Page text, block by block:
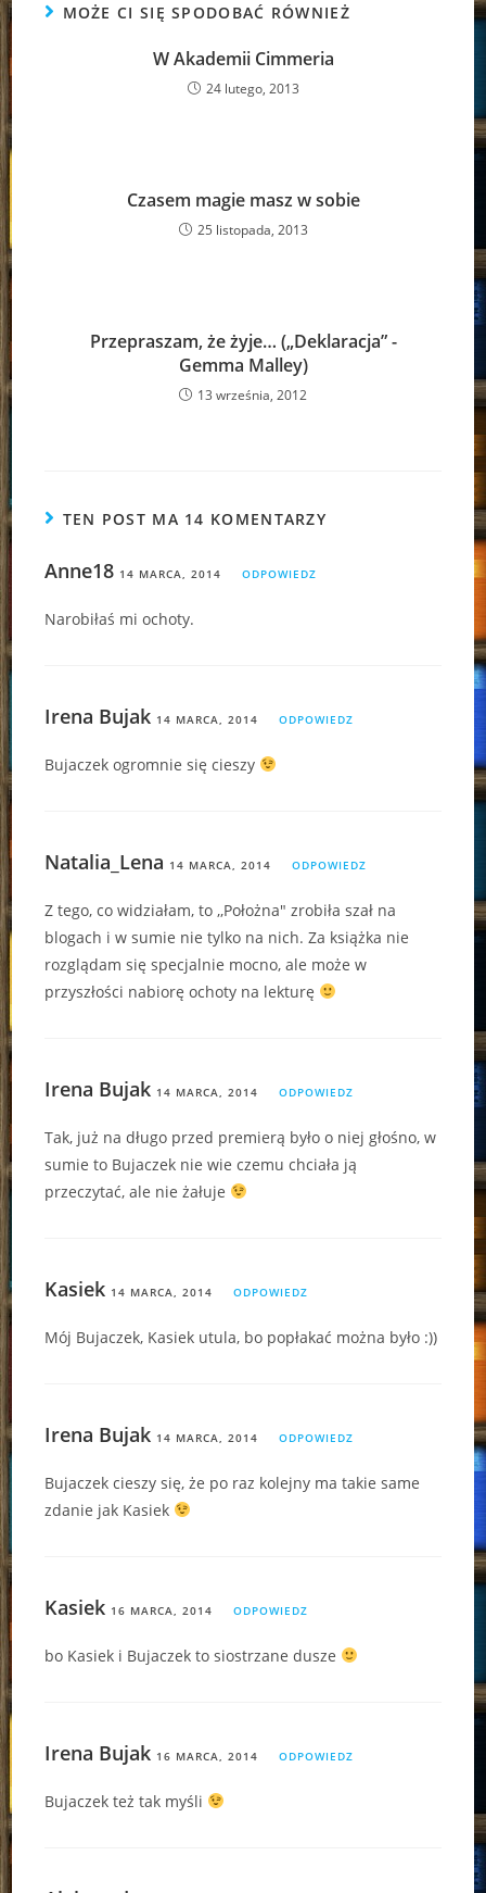
MOŻE CI SIĘ SPODOBAĆ RÓWNIEŻ
W Akademii Cimmeria
24 lutego, 2013
Czasem magie masz w sobie
25 listopada, 2013
Przepraszam, że żyje… („Deklaracja” -
Gemma Malley)
13 września, 2012
TEN POST MA 14 KOMENTARZY
Anne18 14 MARCA, 2014 ODPOWIEDZ
Narobiłaś mi ochoty.
Irena Bujak 14 MARCA, 2014 ODPOWIEDZ
Bujaczek ogromnie się cieszy
Natalia_Lena 14 MARCA, 2014 ODPOWIEDZ
Z tego, co widziałam, to ,,Położna" zrobiła szał na
blogach i w sumie nie tylko na nich. Za książka nie
rozglądam się specjalnie mocno, ale może w
przyszłości nabiorę ochoty na lekturę
Irena Bujak 14 MARCA, 2014 ODPOWIEDZ
Tak, już na długo przed premierą było o niej głośno, w
sumie to Bujaczek nie wie czemu chciała ją
przeczytać, ale nie żałuje
Kasiek 14 MARCA, 2014 ODPOWIEDZ
Mój Bujaczek, Kasiek utula, bo popłakać można było :))
Irena Bujak 14 MARCA, 2014 ODPOWIEDZ
Bujaczek cieszy się, że po raz kolejny ma takie same
zdanie jak Kasiek
Kasiek 16 MARCA, 2014 ODPOWIEDZ
bo Kasiek i Bujaczek to siostrzane dusze
Irena Bujak 16 MARCA, 2014 ODPOWIEDZ
Bujaczek też tak myśli